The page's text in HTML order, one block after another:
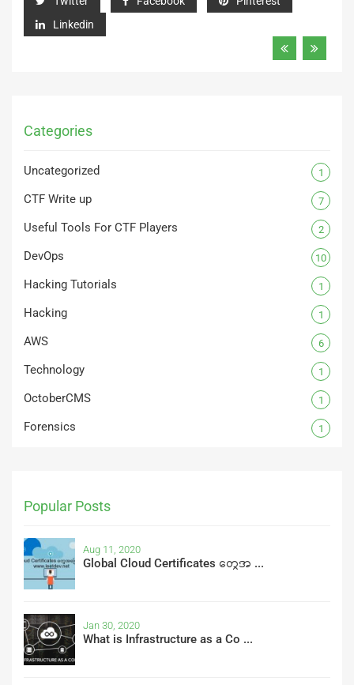
Linkedin
Categories
Uncategorized 1
CTF Write up 7
Useful Tools For CTF Players 2
DevOps 10
Hacking Tutorials 1
Hacking 1
AWS 6
Technology 1
OctoberCMS 1
Forensics 1
Popular Posts
Aug 11, 2020
Global Cloud Certificates တွေအ ...
Jan 30, 2020
What is Infrastructure as a Co ...